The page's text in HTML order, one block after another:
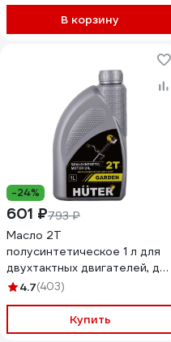
В корзину
-24%
601 ₽793 ₽
Масло 2Т
полусинтетическое 1 л для
двухтактных двигателей, для
техники Huter 73/8/3/2
4.7(403)
Купить